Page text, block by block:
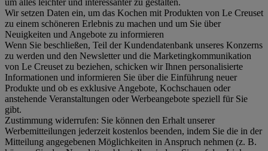
Wir setzen Daten ein, um das Kochen mit Produkten von Le Creuset
zu einem schöneren Erlebnis zu machen und um Sie über
Neuigkeiten und Angebote zu informieren
Wenn Sie beschließen, Teil der Kundendatenbank unseres Konzerns
zu werden und den Newsletter und die Marketingkommunikation
von Le Creuset zu beziehen, schicken wir Ihnen personalisierte
Informationen und informieren Sie über die Einführung neuer
Produkte und ob es exklusive Angebote, Kochschauen oder
anstehende Veranstaltungen oder Werbeangebote speziell für Sie
gibt.
Zustimmung widerrufen: Sie können den Erhalt unserer
Werbemitteilungen jederzeit kostenlos beenden, indem Sie die in der
Mitteilung angegebenen Möglichkeiten in Anspruch nehmen (z. B.